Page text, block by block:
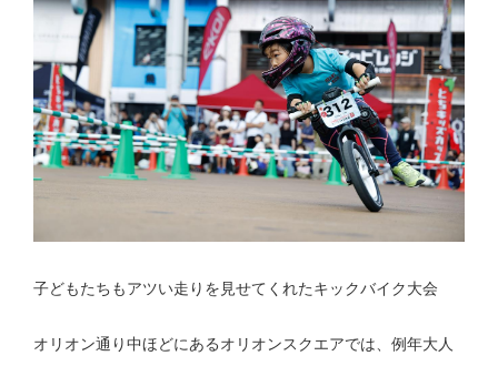
子どもたちもアツい走りを見せてくれたキックバイク大会
オリオン通り中ほどにあるオリオンスクエアでは、例年大人